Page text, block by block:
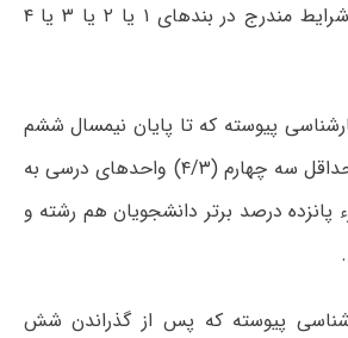
احراز حداقل یکی از شرایط مندرج در بندهای ۱ یا ۲ یا ۳ یا ۴
پیوسته که تا پایان نیمسال ششم
تحصیلی با گذراندن حداقل سه چهارم (۴/۳) واحدهای درسی به
پانزده درصد برتر دانشجویان هم رشته و
پیوسته که پس از گذراندن شش